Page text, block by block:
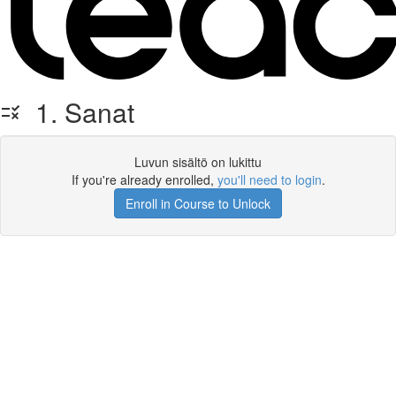
1. Sanat
Luvun sisältö on lukittu
If you're already enrolled, you'll need to login.
Enroll in Course to Unlock